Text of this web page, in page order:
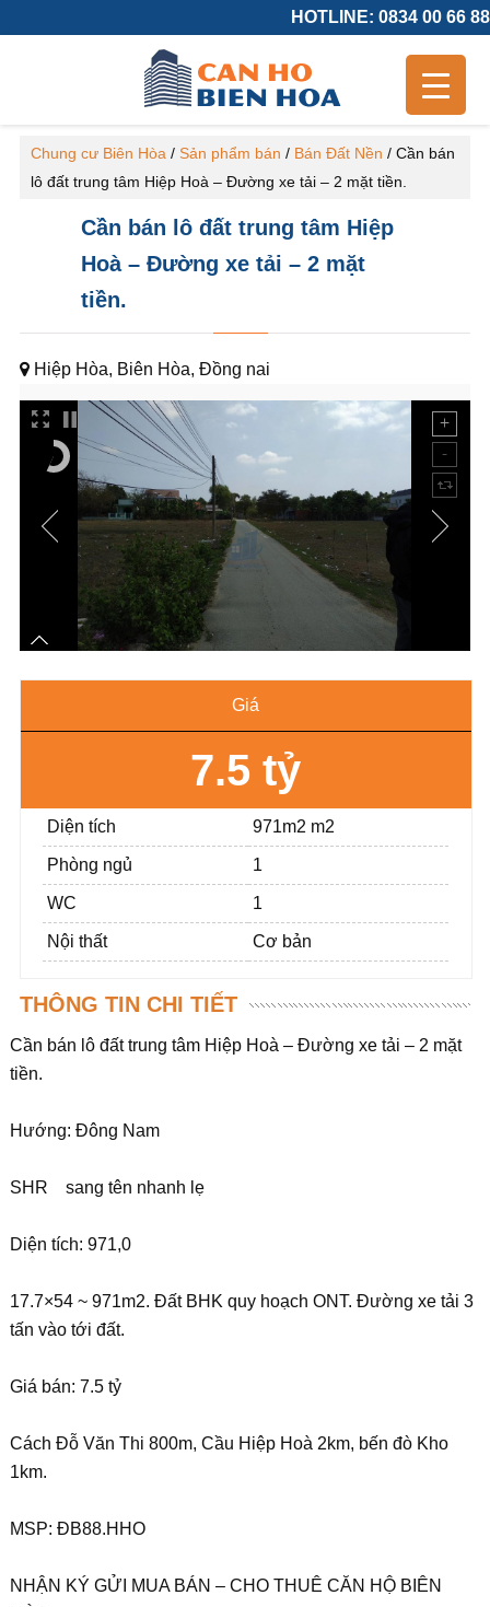
HOTLINE: 0834 00 66 88
Chung cư Biên Hòa / Sản phẩm bán / Bán Đất Nền / Cần bán
lô đất trung tâm Hiệp Hoà – Đường xe tải – 2 mặt tiền.
Cần bán lô đất trung tâm Hiệp
Hoà – Đường xe tải – 2 mặt
tiền.
Hiệp Hòa, Biên Hòa, Đồng nai
Giá
7.5 tỷ
Diện tích 971m2 m2
Phòng ngủ 1
WC 1
Nội thất Cơ bản
THÔNG TIN CHI TIẾT
Cần bán lô đất trung tâm Hiệp Hoà – Đường xe tải – 2 mặt
tiền.
Hướng: Đông Nam
SHR sang tên nhanh lẹ
Diện tích: 971,0
17.7×54 ~ 971m2. Đất BHK quy hoạch ONT. Đường xe tải 3
tấn vào tới đất.
Giá bán: 7.5 tỷ
Cách Đỗ Văn Thi 800m, Cầu Hiệp Hoà 2km, bến đò Kho
1km.
MSP: ĐB88.HHO
NHẬN KÝ GỬI MUA BÁN – CHO THUÊ CĂN HỘ BIÊN